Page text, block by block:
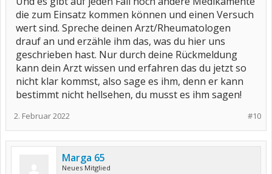
die zum Einsatz kommen können und einen Versuch
wert sind. Spreche deinen Arzt/Rheumatologen
drauf an und erzähle ihm das, was du hier uns
geschrieben hast. Nur durch deine Rückmeldung
kann dein Arzt wissen und erfahren das du jetzt so
nicht klar kommst, also sage es ihm, denn er kann
bestimmt nicht hellsehen, du musst es ihm sagen!
#10
2. Februar 2022
Marga 65
Neues Mitglied